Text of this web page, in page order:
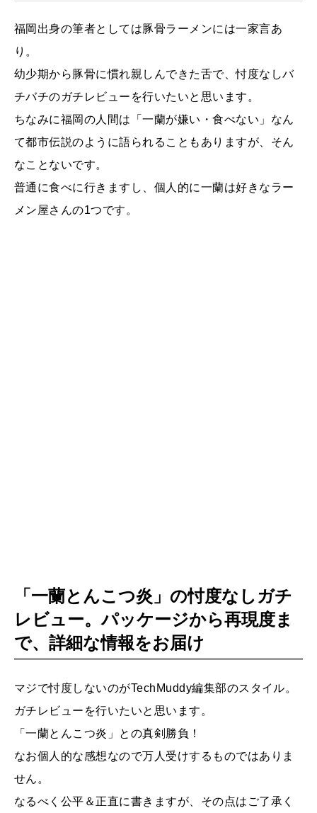
福岡出身の筆者としては豚骨ラーメンには一家言あ
り。
幼少期から豚骨に慣れ親しんできた舌で、忖度なしバ
チバチのガチレビューを行いたいと思います。
ちなみに福岡の人間は「一蘭が嫌い・食べない」なん
て都市伝説のように語られることもありますが、そん
なことないです。
普通に食べに行きますし、個人的に一蘭は好きなラー
メン屋さんの1つです。
「一蘭とんこつ炎」の忖度なしガチ
レビュー。パッケージから再現度ま
で、詳細な情報をお届け
マジで忖度しないのがTechMuddy編集部のスタイル。
ガチレビューを行いたいと思います。
「一蘭とんこつ炎」との真剣勝負！
なお個人的な感想なので万人受けするものではありま
せん。
なるべく公平＆正直に書きますが、その点はご了承く